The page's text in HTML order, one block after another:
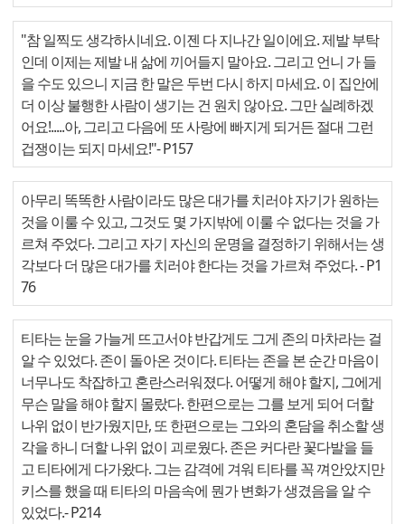
"참 일찍도 생각하시네요. 이젠 다 지나간 일이에요. 제발 부탁
인데 이제는 제발 내 삶에 끼어들지 말아요. 그리고 언니 가 들
을 수도 있으니 지금 한 말은 두번 다시 하지 마세요. 이 집안에
더 이상 불행한 사람이 생기는 건 원치 않아요. 그만 실례하겠
어요!.....아, 그리고 다음에 또 사랑에 빠지게 되거든 절대 그런
겁쟁이는 되지 마세요!"- P157
아무리 똑똑한 사람이라도 많은 대가를 치러야 자기가 원하는
것을 이룰 수 있고, 그것도 몇 가지밖에 이룰 수 없다는 것을 가
르쳐 주었다. 그리고 자기 자신의 운명을 결정하기 위해서는 생
각보다 더 많은 대가를 치러야 한다는 것을 가르쳐 주었다.- P1
76
티타는 눈을 가늘게 뜨고서야 반갑게도 그게 존의 마차라는 걸
알 수 있었다. 존이 돌아온 것이다. 티타는 존을 본 순간 마음이
너무나도 착잡하고 혼란스러워졌다. 어떻게 해야 할지, 그에게
무슨 말을 해야 할지 몰랐다. 한편으로는 그를 보게 되어 더할
나위 없이 반가웠지만, 또 한편으로는 그와의 혼담을 취소할 생
각을 하니 더할 나위 없이 괴로웠다. 존은 커다란 꽃다발을 들
고 티타에게 다가왔다. 그는 감격에 겨워 티타를 꼭 껴안았지만
키스를 했을 때 티타의 마음속에 뭔가 변화가 생겼음을 알 수
있었다.- P214